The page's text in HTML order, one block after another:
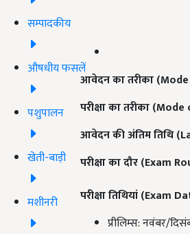
सम्पादकीय
औषधीय फसलें
पशुपालन
खेती-बाड़ी
मशीनरी
आवेदन का तरीका
परीक्षा का तरीका
आवेदन की अंतिम तिथि
परीक्षा का दौर (Exam
परीक्षा तिथियां (Exam
प्रीलिम्स: नवंबर/